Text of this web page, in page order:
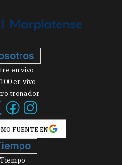
en vivo
en vivo
tronador
FUENTE EN
Tiempo